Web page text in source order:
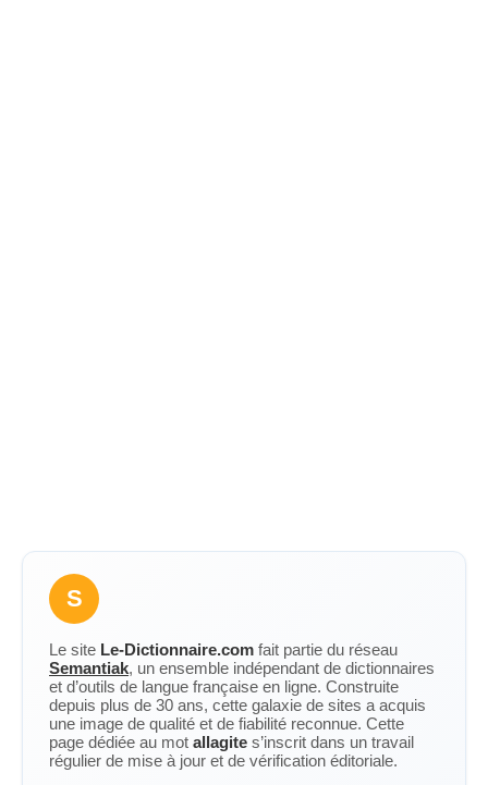
S
Le site Le-Dictionnaire.com fait partie du réseau
Semantiak, un ensemble indépendant de dictionnaires
et d’outils de langue française en ligne. Construite
depuis plus de 30 ans, cette galaxie de sites a acquis
une image de qualité et de fiabilité reconnue. Cette
page dédiée au mot allagite s’inscrit dans un travail
régulier de mise à jour et de vérification éditoriale.